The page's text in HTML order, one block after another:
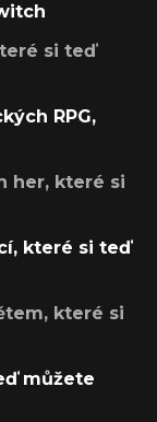
si teď
RPG,
her, které si
které si teď
které si
můžete